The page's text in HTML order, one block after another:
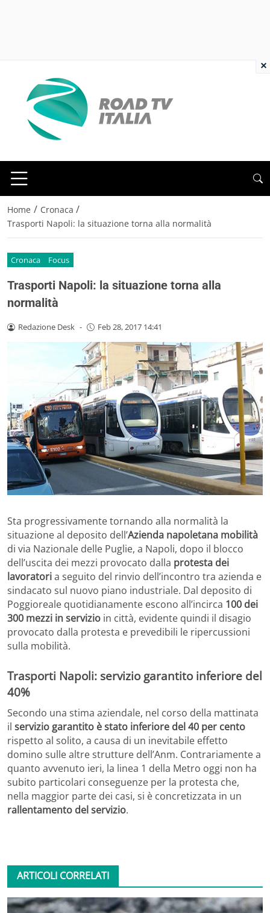
Home / Cronaca /
Trasporti Napoli: la situazione torna alla normalità
Cronaca Focus
Trasporti Napoli: la situazione torna alla
normalità
Redazione Desk - Feb 28, 2017 14:41
Sta progressivamente tornando alla normalità la
situazione al deposito dell’Azienda napoletana mobilità
di via Nazionale delle Puglie, a Napoli, dopo il blocco
dell’uscita dei mezzi provocato dalla protesta dei
lavoratoria seguito del rinvio dell’incontro tra azienda e
sindacato sul nuovo piano industriale. Dal deposito di
Poggioreale quotidianamente escono all’incirca 100 dei
300 mezzi in servizio in città, evidente quindi il disagio
provocato dalla protesta e prevedibili le ripercussioni
sulla mobilità.
Trasporti Napoli: servizio garantito inferiore del
40%
Secondo una stima aziendale, nel corso della mattinata
il servizio garantito è stato inferiore del 40 per cento
rispetto al solito, a causa di un inevitabile effetto
domino sulle altre strutture dell’Anm. Contrariamente a
quanto avvenuto ieri, la linea 1 della Metro oggi non ha
subito particolari conseguenze per la protesta che,
nella maggior parte dei casi, si è concretizzata in un
rallentamento del servizio.
ARTICOLI CORRELATI
×